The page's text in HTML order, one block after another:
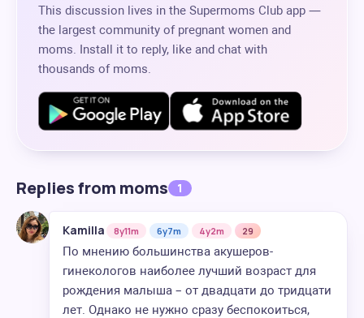
This discussion lives in the Supermoms Club app —
the largest community of pregnant women and
moms. Install it to reply, like and chat with
thousands of moms.
Replies from moms 1
Kamilla 8y11m 6y7m 4y2m 29
По мнению большинства акушеров-
гинекологов наиболее лучший возраст для
рождения малыша – от двадцати до тридцати
лет. Однако не нужно сразу беспокоиться,